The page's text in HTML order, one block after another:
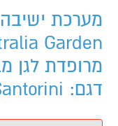
מערכת
דגם: Santorini - מידע נוסף